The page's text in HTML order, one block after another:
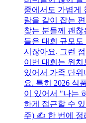
중에서도 가볍게
람을 같이 잡는
찾는 분들께 괜
들은 대회 규모
시잖아요. 그런
이번 대회는 위
있어서 가족 단
요. 특히 2026 식
이 있어서 "나는
하게 접근할 수
주) ✍️ 한 번에 정